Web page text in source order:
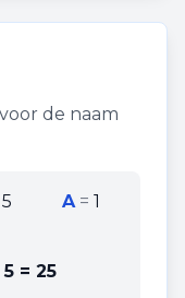
de naam
5 A= 1
5 = 25